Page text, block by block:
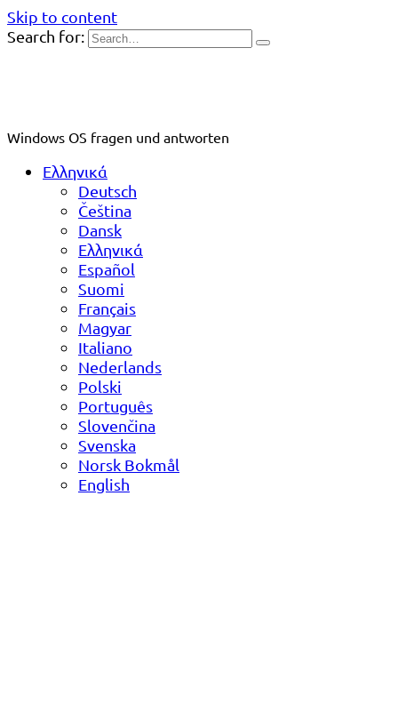
Skip to content
Search for:
Windows OS fragen und antworten
Ελληνικά
Deutsch
Čeština
Dansk
Ελληνικά
Español
Suomi
Français
Magyar
Italiano
Nederlands
Polski
Português
Slovenčina
Svenska
Norsk Bokmål
English